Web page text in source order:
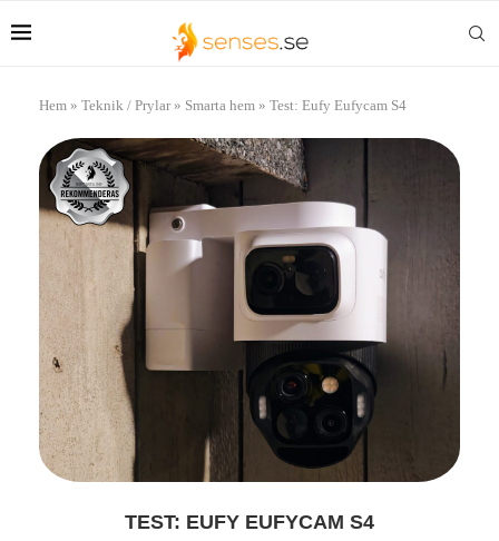
Hem » Teknik / Prylar» Smarta hem » Test: Eufy Eufycam S4
TEST: EUFY EUFYCAM S4